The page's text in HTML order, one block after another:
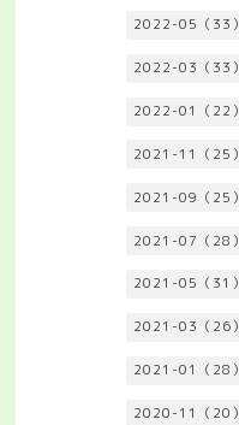
2022-05（33）
2022-03（33）
2022-01（22）
2021-11（25）
2021-09（25）
2021-07（28）
2021-05（31）
2021-03（26）
2021-01（28）
2020-11（20）